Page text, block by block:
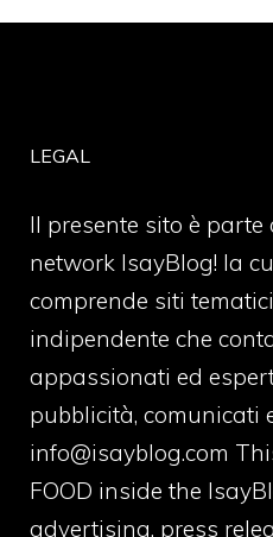
LEGAL
Il presente sito è parte
network IsayBlog! la
comprende siti
indipendente che
appassionati ed
pubblicità, comunicati
info@isayblog.com
FOOD inside the
advertising, press